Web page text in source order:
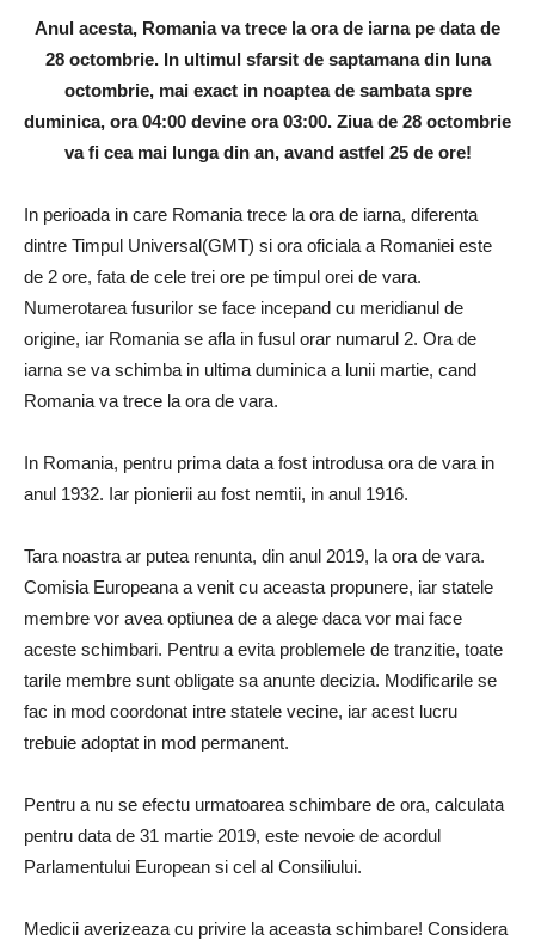
Anul acesta, Romania va trece la ora de iarna pe data de
28 octombrie. In ultimul sfarsit de saptamana din luna
octombrie, mai exact in noaptea de sambata spre
duminica, ora 04:00 devine ora 03:00. Ziua de 28 octombrie
va fi cea mai lunga din an, avand astfel 25 de ore!
In perioada in care Romania trece la ora de iarna, diferenta
dintre Timpul Universal(GMT) si ora oficiala a Romaniei este
de 2 ore, fata de cele trei ore pe timpul orei de vara.
Numerotarea fusurilor se face incepand cu meridianul de
origine, iar Romania se afla in fusul orar numarul 2. Ora de
iarna se va schimba in ultima duminica a lunii martie, cand
Romania va trece la ora de vara.
In Romania, pentru prima data a fost introdusa ora de vara in
anul 1932. Iar pionierii au fost nemtii, in anul 1916.
Tara noastra ar putea renunta, din anul 2019, la ora de vara.
Comisia Europeana a venit cu aceasta propunere, iar statele
membre vor avea optiunea de a alege daca vor mai face
aceste schimbari. Pentru a evita problemele de tranzitie, toate
tarile membre sunt obligate sa anunte decizia. Modificarile se
fac in mod coordonat intre statele vecine, iar acest lucru
trebuie adoptat in mod permanent.
Pentru a nu se efectu urmatoarea schimbare de ora, calculata
pentru data de 31 martie 2019, este nevoie de acordul
Parlamentului European si cel al Consiliului.
Medicii averizeaza cu privire la aceasta schimbare! Considera